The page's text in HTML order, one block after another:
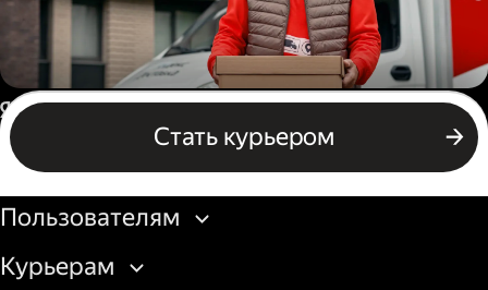
Водитель грузового авто
Стать курьером
Стать курьером
Россия
Бизнесу
Пользователям
Курьерам